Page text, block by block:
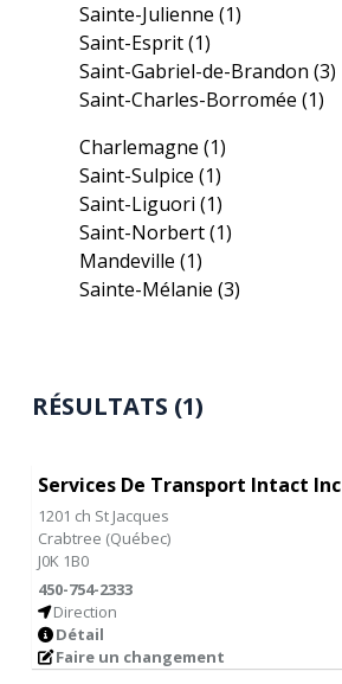
Sainte-Julienne(1)
Saint-Esprit(1)
Saint-Gabriel-de-Brandon(3)
Saint-Charles-Borromée(1)
Charlemagne(1)
Saint-Sulpice(1)
Saint-Liguori(1)
Saint-Norbert(1)
Mandeville(1)
Sainte-Mélanie(3)
RÉSULTATS (1)
Services De Transport Intact Inc
1201 ch St Jacques
Crabtree (Québec)
J0K 1B0
450-754-2333
Direction
Détail
Faire un changement